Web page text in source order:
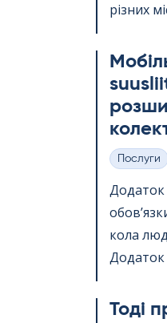
різних
Категорії
Послуги
Додаток
кола
Додаток
Тоді